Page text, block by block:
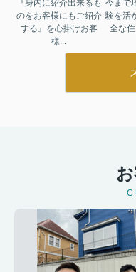
『身内に紹介出来るも
のをお客様にもご紹介
する』を心掛けお客
様...
今まで
験を活
全な